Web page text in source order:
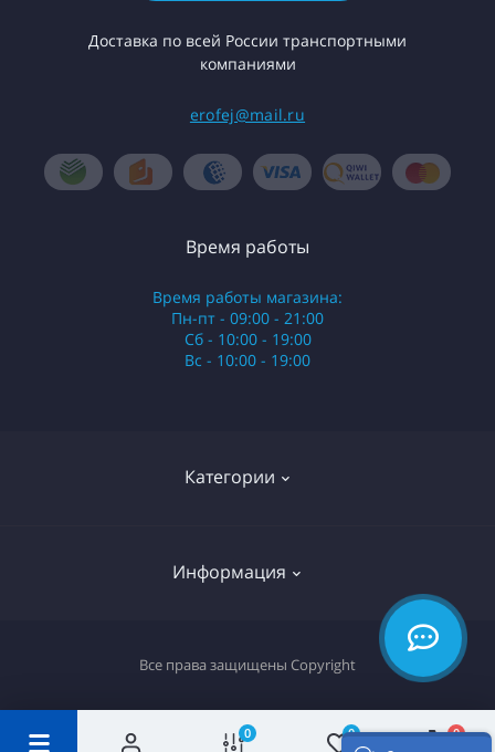
0 0 0
Доставка по всей России транспортными
компаниями
erofej@mail.ru
Категории
Российские сигареты
Информация
Вопрос-ответ
Время работы
Время работы магазина:
Пн-пт - 09:00 - 21:00
Сб - 10:00 - 19:00
Вс - 10:00 - 19:00
Все права защищены Copyright